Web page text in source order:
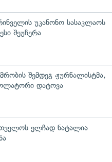
უკანონო სასაკლაოს
შეუჩერა
შემდეგ ჟურნალისტმა,
დატოვა
ელჩად ნატალია